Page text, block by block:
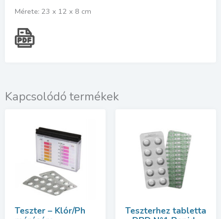
Mérete: 23 x 12 x 8 cm
Kapcsolódó termékek
Teszter – Klór/Ph
Teszterhez tabletta